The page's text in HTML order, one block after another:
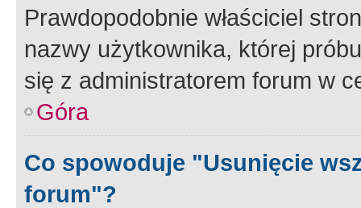
Prawdopodobnie właściciel
nazwy użytkownika, której
się z administratorem forum w
Góra
Co spowoduje "Usunięcie
forum"?